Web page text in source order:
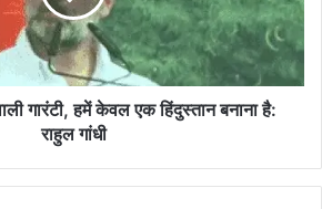
गारंटी, हमें केवल एक हिंदुस्तान बनाना है:
राहुल गांधी